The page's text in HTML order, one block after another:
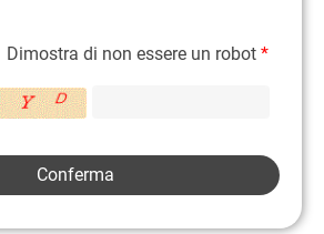
Dimostra di non essere un robot *